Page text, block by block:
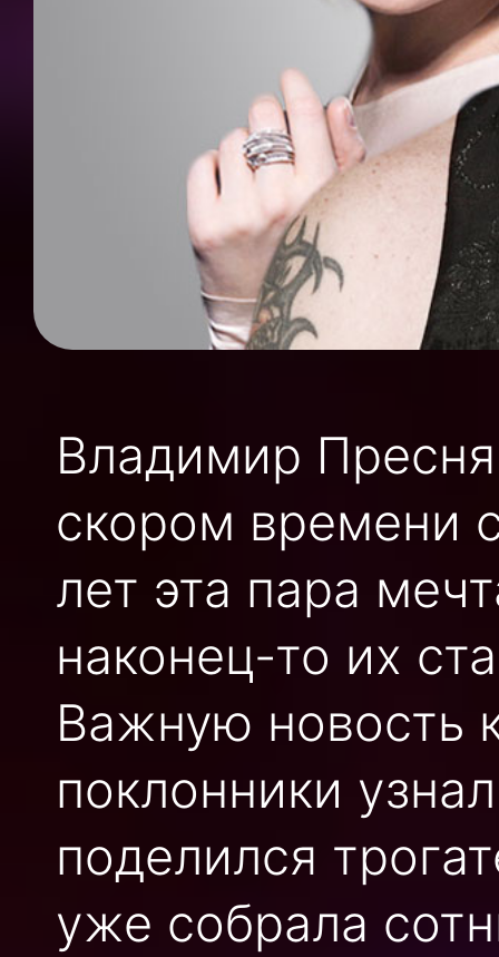
Владимир
скором времени
лет эта пара
наконец-то их
Важную новость
поклонники
поделился
уже собрала